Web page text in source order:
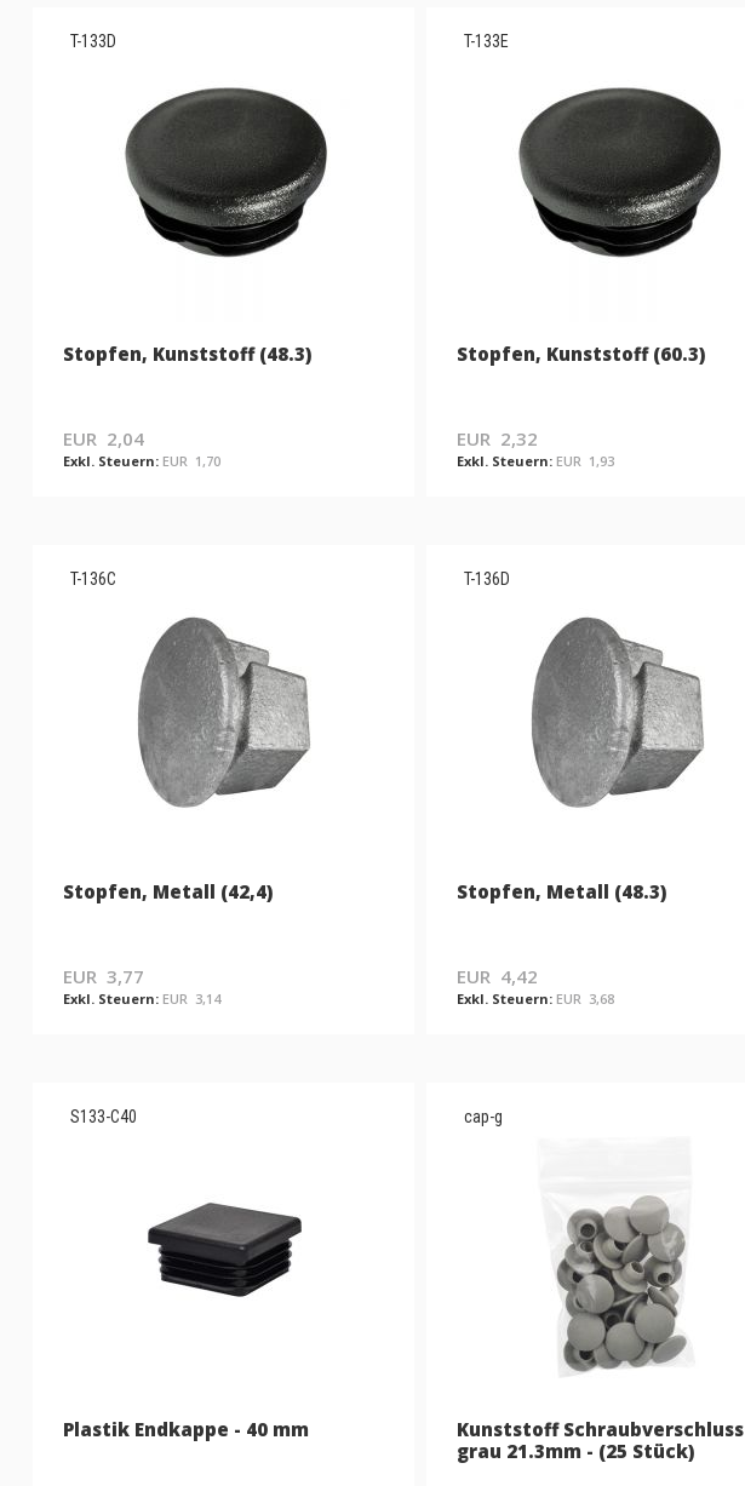
T-133D
Stopfen, Kunststoff (48.3)
EUR 2,04
EUR 1,70
T-133E
Stopfen, Kunststoff (60.3)
EUR 2,32
EUR 1,93
T-136C
Stopfen, Metall (42,4)
EUR 3,77
EUR 3,14
T-136D
Stopfen, Metall (48.3)
EUR 4,42
EUR 3,68
S133-C40
Plastik Endkappe - 40 mm
cap-g
Kunststoff Schraubverschluss
grau 21.3mm - (25 Stück)